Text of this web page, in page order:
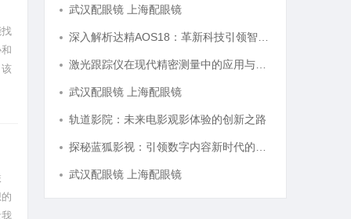
武汉配眼镜 上海配眼镜
武汉配眼镜 上海配眼镜
轨道影院：未来电影观影体验的创新之路
武汉配眼镜 上海配眼镜